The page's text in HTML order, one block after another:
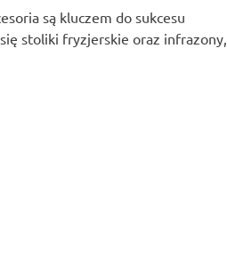
są kluczem do sukcesu
stoliki fryzjerskie oraz infrazony,